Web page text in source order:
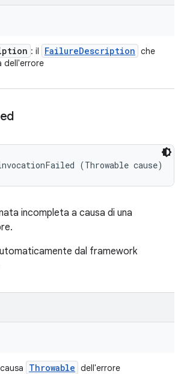
: il FailureDescription che
dell'errore
(Throwable cause)
incompleta a causa di una
dal framework
Throwable dell'errore